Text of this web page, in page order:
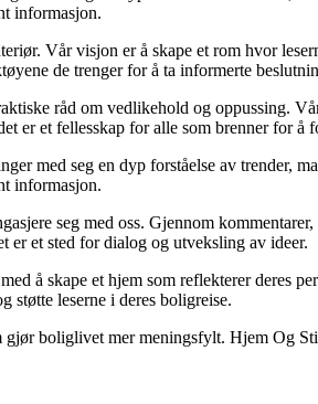
informasjon.
Vår visjon er å skape et rom hvor
de trenger for å ta informerte
råd om vedlikehold og oppussing.
er et fellesskap for alle som brenner for å
med seg en dyp forståelse av trender,
informasjon.
seg med oss. Gjennom
er et sted for dialog og utveksling av ideer.
å skape et hjem som reflekterer
støtte leserne i deres boligreise.
boliglivet mer meningsfylt. Hjem Og